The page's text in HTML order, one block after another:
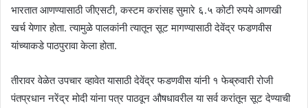
भारतात आणण्यासाठी जीएसटी, कस्टम करांसह सुमारे ६.५ कोटी रुपये आणखी
खर्च येणार होता. त्यामुळे पालकांनी त्यातून सूट मागण्यासाठी देवेंद्र फडणवीस
यांच्याकडे पाठपुरावा केला होता.
तीरावर वेळेत उपचार व्हावेत यासाठी देवेंद्र फडणवीस यांनी १ फेब्रुवारी रोजी
पंतप्रधान नरेंद्र मोदी यांना पत्र पाठवून औषधावरील या सर्व करांतून सूट देण्याची